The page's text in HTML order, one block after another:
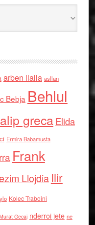
arben llalla asllan
Bebja Behlul
grecaElida
Ermira Babamusta
Frank
Llojdia Ilir
Kolec Traboini
Gecaj nderroi jete ne